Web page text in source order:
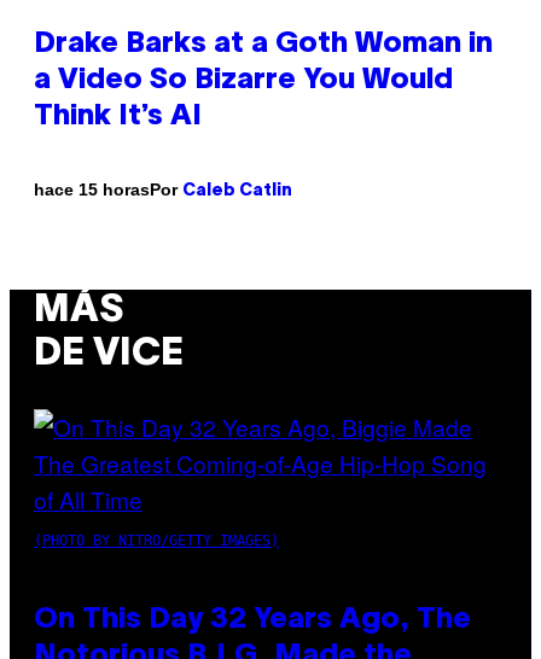
Drake Barks at a Goth Woman in
a Video So Bizarre You Would
Think It’s AI
hace 15 horasPor Caleb Catlin
MÁS
DE VICE
(PHOTO BY NITRO/GETTY IMAGES)
On This Day 32 Years Ago, The